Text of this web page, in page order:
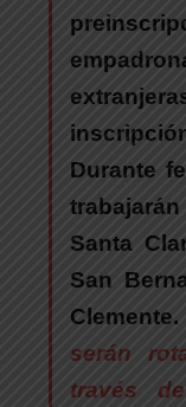
Durante
Santa
San
Clemente.
serán
través